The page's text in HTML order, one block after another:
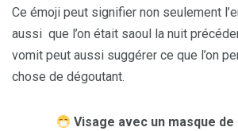
Ce émoji peut signifier non seulement
aussi que l’on était saoul la nuit
vomit peut aussi suggérer ce que l’on
chose de dégoutant.
Visage avec un masque